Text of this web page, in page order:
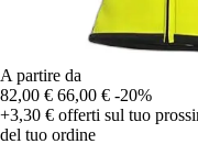
A partire da
82,00 € 66,00 € -20%
+3,30 € offerti sul tuo
del tuo ordine